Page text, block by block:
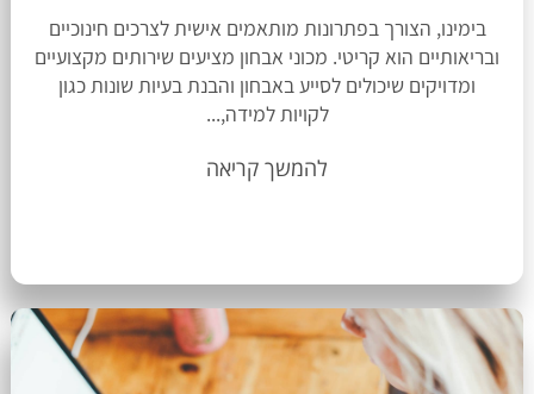
בימינו, הצורך בפתרונות מותאמים אישית לצרכים חינוכיים
ובריאותיים הוא קריטי. מכוני אבחון מציעים שירותים מקצועיים
ומדויקים שיכולים לסייע באבחון והבנת בעיות שונות כגון
לקויות למידה,...
להמשך קריאה